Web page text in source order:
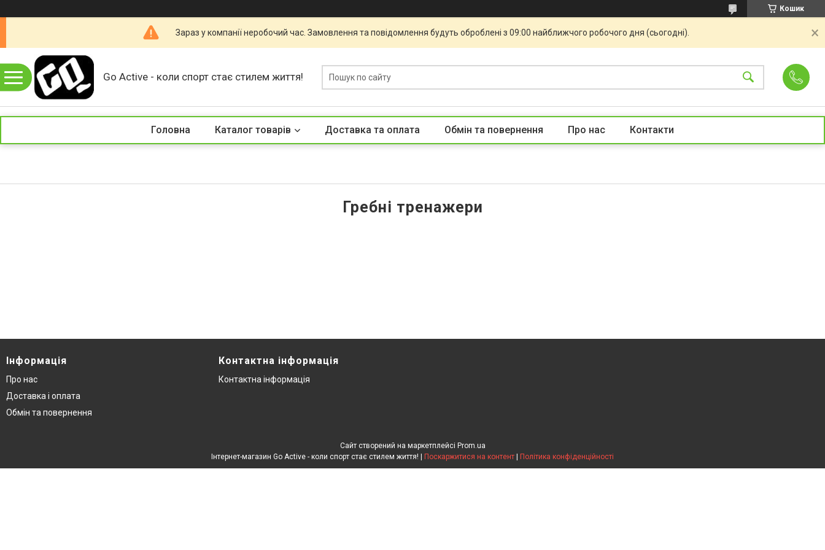
Кошик
Зараз у компанії неробочий час. Замовлення та повідомлення будуть оброблені з 09:00 найближчого робочого дня (сьогодні).
Go Active - коли спорт стає стилем життя!
Головна Каталог товарів Доставка та оплата Обмін та повернення Про нас Контакти
Гребні тренажери
Інформація
Про нас
Доставка і оплата
Обмін та повернення
Контактна інформація
Контактна інформація
Сайт створений на маркетплейсі Prom.ua
Поскаржитися на контент Політика конфіденційності